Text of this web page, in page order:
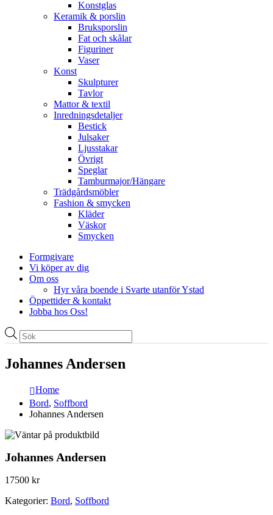
Konstglas
Keramik & porslin
Bruksporslin
Fat och skålar
Figuriner
Vaser
Konst
Skulpturer
Tavlor
Mattor & textil
Inredningsdetaljer
Bestick
Julsaker
Ljusstakar
Övrigt
Speglar
Tamburmajor/Hängare
Trädgårdsmöbler
Fashion & smycken
Kläder
Väskor
Smycken
Formgivare
Vi köper av dig
Om oss
Hyr våra boende i Svarte utanför Ystad
Öppettider & kontakt
Jobba hos Oss!
Produktsökning
Johannes Andersen
Home
Bord, Soffbord
Johannes Andersen
Johannes Andersen
17500 kr
Kategorier: Bord, Soffbord